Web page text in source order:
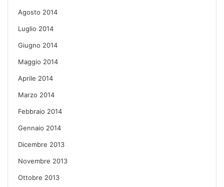
Agosto 2014
Luglio 2014
Giugno 2014
Maggio 2014
Aprile 2014
Marzo 2014
Febbraio 2014
Gennaio 2014
Dicembre 2013
Novembre 2013
Ottobre 2013